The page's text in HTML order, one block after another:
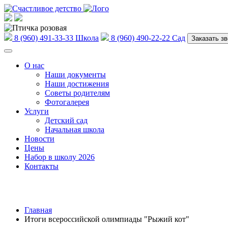
8 (960) 491-33-33 Школа 8 (960) 490-22-22 Сад Заказать
О нас
Наши документы
Наши достижения
Советы родителям
Фотогалерея
Услуги
Детский сад
Начальная школа
Новости
Цены
Набор в школу 2026
Контакты
Главная
Итоги всероссийской олимпиады "Рыжий кот"